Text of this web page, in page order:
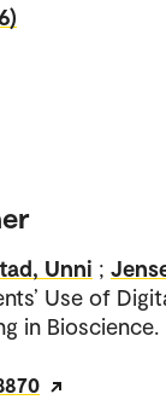
Unni ;
Use of
in Bioscience.